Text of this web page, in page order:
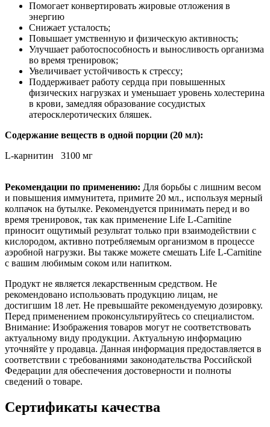
Помогает конвертировать жировые отложения в
энергию
Снижает усталость;
Повышает умственную и физическую активность;
Улучшает работоспособность и выносливость организма
во время тренировок;
Увеличивает устойчивость к стрессу;
Поддерживает работу сердца при повышенных
физических нагрузках и уменьшает уровень холестерина
в крови, замедляя образование сосудистых
атеросклеротических бляшек.
Содержание веществ в одной порции (20 мл):
L-карнитин 3100 мг
Рекомендации по применению: Для борьбы с лишним весом
и повышения иммунитета, примите 20 мл., используя мерный
колпачок на бутылке. Рекомендуется принимать перед и во
время тренировок, так как применение Life L-Carnitine
приносит ощутимый результат только при взаимодействии с
кислородом, активно потребляемым организмом в процессе
аэробной нагрузки. Вы также можете смешать Life L-Carnitine
с вашим любимым соком или напитком.
Продукт не является лекарственным средством. Не
рекомендовано использовать продукцию лицам, не
достигшим 18 лет. Не превышайте рекомендуемую дозировку.
Перед применением проконсультируйтесь со специалистом.
Внимание: Изображения товаров могут не соответствовать
актуальному виду продукции. Актуальную информацию
уточняйте у продавца. Данная информация предоставляется в
соответствии с требованиями законодательства Российской
Федерации для обеспечения достоверности и полноты
сведений о товаре.
Сертификаты качества